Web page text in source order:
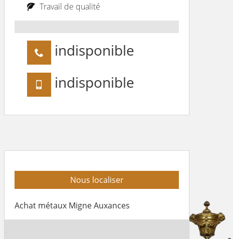
Travail de qualité
indisponible
indisponible
Nous localiser
Achat métaux Migne Auxances